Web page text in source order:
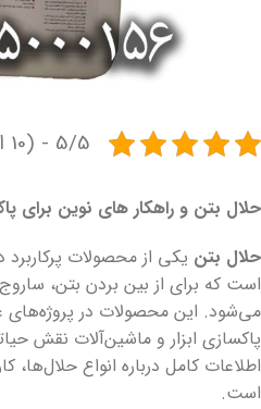
5/5 - (10 امتیاز)
حلال بتن و راهکار های نوین برای
حلال بتن یکی از محصولات
است که برای از بین بردن بتن،
می‌شود. این محصولات در پروژه‌های
پاکسازی ابزار و ماشین‌آلات نقش
اطلاعات کامل درباره انواع حلال‌ها،
است.